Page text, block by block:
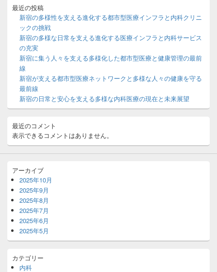
バ最近の投稿
新宿の多様性を支える進化する都市型医療インフラと内科クリニ
ックの挑戦
新宿の多様な日常を支える進化する医療インフラと内科サービス
の充実
新宿に集う人々を支える多様化した都市型医療と健康管理の最前
線
新宿が支える都市型医療ネットワークと多様な人々の健康を守る
最前線
新宿の日常と安心を支える多様な内科医療の現在と未来展望
最近のコメント
表示できるコメントはありません。
アーカイブ
2025年10月
2025年9月
2025年8月
2025年7月
2025年6月
2025年5月
カテゴリー
内科